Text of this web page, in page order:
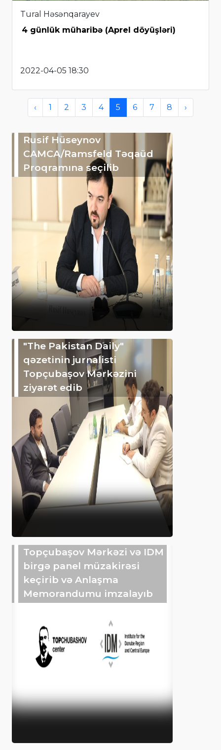
Tural Həsənqarayev
4 günlük müharibə (Aprel döyüşləri)
2022-04-05 18:30
‹ 1 2 3 4 5 6 7 8 ›
Rusif Hüseynov
CAMCA/Ramsfeld Təqaüd
Proqramına seçilib
"The Pakistan Daily"
qəzetinin jurnalisti
Topçubaşov Mərkəzini
ziyarət edib
Topçubaşov Mərkəzi və IDM
birgə panel müzakirəsi
keçirib və Anlaşma
Memorandumu imzalayıb